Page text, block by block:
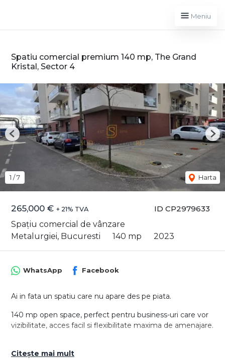
Meniu
Spatiu comercial premium 140 mp, The Grand
Kristal, Sector 4
ID CP2979633
265,000 € + 21% TVA
Spațiu comercial de vânzare
Metalurgiei, Bucuresti
140 mp 2023
1 /7 Harta
Previous
WhatsApp Facebook
Ai in fata un spatiu care nu apare des pe piata.
140 mp open space, perfect pentru business-uri care vor
vizibilitate, acces facil si flexibilitate maxima de amenajare.
dezvoltare din Bucuresti, cu trafic constant si comunitate
Citește mai mult